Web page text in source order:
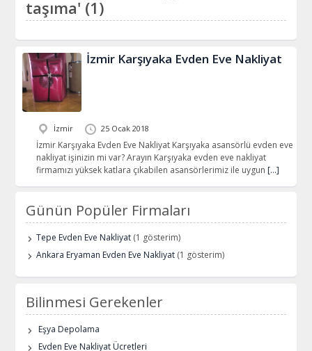
taşıma' (1)
İzmir Karşıyaka Evden Eve Nakliyat
İzmir 25 Ocak 2018
İzmir Karşıyaka Evden Eve Nakliyat Karşıyaka asansörlü evden eve
nakliyat işinizin mi var? Arayın Karşıyaka evden eve nakliyat
firmamızı yüksek katlara çıkabilen asansörlerimiz ile uygun […]
Günün Popüler Firmaları
Tepe Evden Eve Nakliyat (1 gösterim)
Ankara Eryaman Evden Eve Nakliyat (1 gösterim)
Bilinmesi Gerekenler
Eşya Depolama
Evden Eve Nakliyat Ücretleri